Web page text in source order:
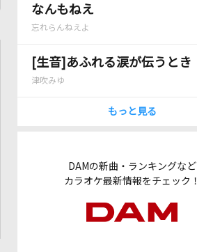
なんもねえ
忘れらんねえよ
[生音]あふれる涙が伝うとき
津吹みゆ
もっと見る
DAMの新曲・ランキングなど
カラオケ最新情報をチェック！